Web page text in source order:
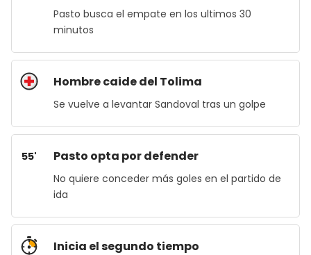
Pasto busca el empate en los ultimos 30
minutos
Hombre caide del Tolima
Se vuelve a levantar Sandoval tras un golpe
55' Pasto opta por defender
No quiere conceder más goles en el partido de
ida
Inicia el segundo tiempo